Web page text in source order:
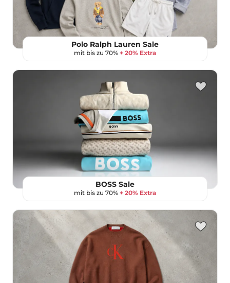
Polo Ralph Lauren Sale
mit bis zu 70% + 20% Extra
BOSS Sale
mit bis zu 70% + 20% Extra